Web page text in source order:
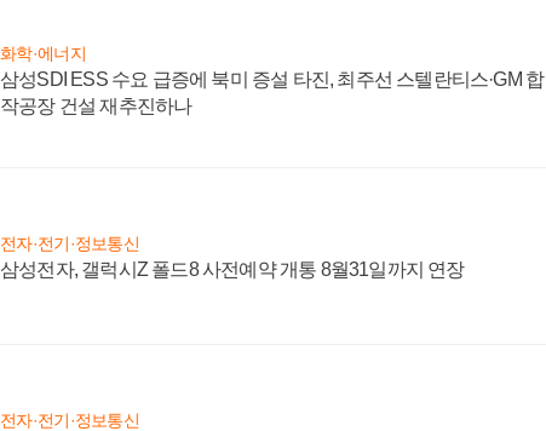
화학·에너지
삼성SDI ESS 수요 급증에 북미 증설 타진, 최주선 스텔란티스·GM 합
작공장 건설 재추진하나
전자·전기·정보통신
삼성전자, 갤럭시Z 폴드8 사전예약 개통 8월31일까지 연장
전자·전기·정보통신